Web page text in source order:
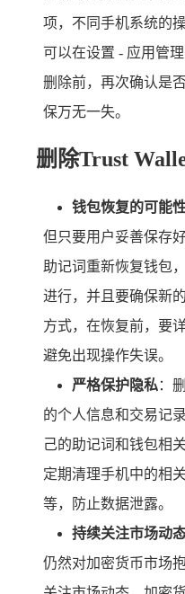
项，不同手机系统的
可以在设置 - 应用管
删除前，再次确认是
保万无一失。
删除Trust
钱包恢复的可能
但只要用户妥善保存
助记词重新恢复钱包
进行，并且要确保新
方式，在恢复前，要
避免出现操作失误。
严格保护隐私：
的个人信息和交易记
己的助记词和钱包相
定期清理手机中的相
等，防止数据泄露。
持续关注市场动
仍然对加密货币市场